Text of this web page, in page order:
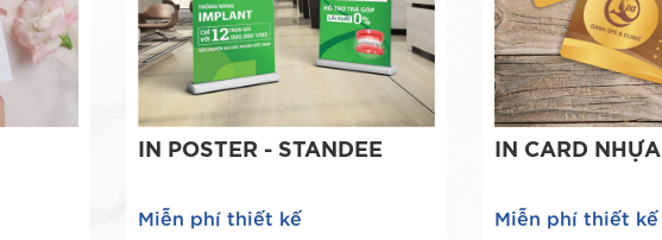
IN POSTER - STANDEE
Miễn phí thiết kế
IN CARD NHỰA
Miễn phí thiết kế